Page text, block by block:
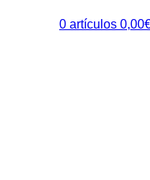
0 artículos 0,00